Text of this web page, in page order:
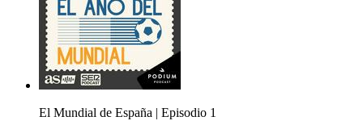
El Mundial de España | Episodio 1